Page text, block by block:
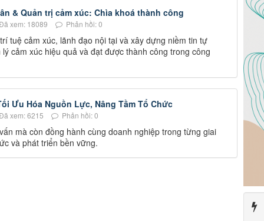
& Quản trị cảm xúc: Chìa khoá thành công
xem: 18089 Phản hồi: 0
tuệ cảm xúc, lãnh đạo nội tại và xây dựng niềm tin tự
cảm xúc hiệu quả và đạt được thành công trong công
Ưu Hóa Nguồn Lực, Nâng Tầm Tổ Chức
xem: 6215 Phản hồi: 0
mà còn đồng hành cùng doanh nghiệp trong từng giai
và phát triển bền vững.